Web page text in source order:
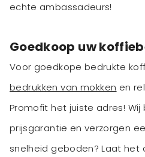
echte ambassadeurs!
Goedkoop uw
Voor goedkope bedrukte
bedrukken van mokken en
Promofit het juiste adres!
prijsgarantie en verzorgen
snelheid geboden? Laat het